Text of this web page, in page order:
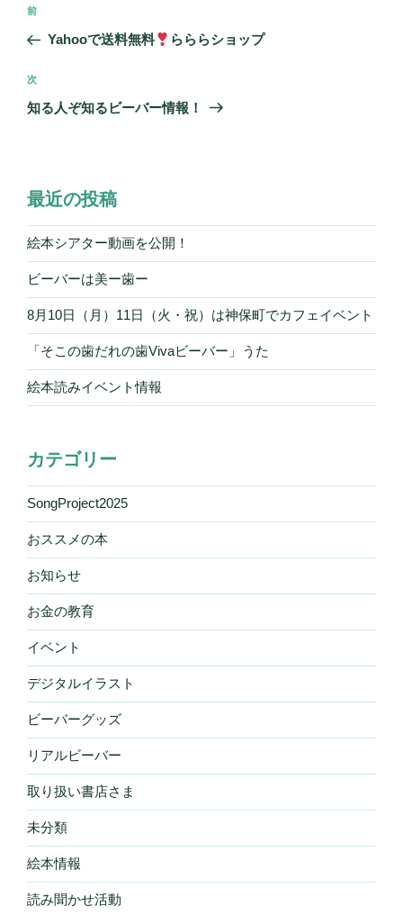
ナ
ビ
ゲ
ン
前
の
稿
前
Yahooで送料無料 らららショップ
次
の
次
知る人ぞ知るビーバー情報！
最近の投稿
絵本シアター動画を公開！
ビーバーは美ー歯ー
8月10日（月）11日（火・祝）は神保町でカフェイベント
「そこの歯だれの歯Vivaビーバー」うた
絵本読みイベント情報
カテゴリー
SongProject2025
おススメの本
お知らせ
お金の教育
イベント
デジタルイラスト
ビーバーグッズ
リアルビーバー
取り扱い書店さま
未分類
絵本情報
読み聞かせ活動